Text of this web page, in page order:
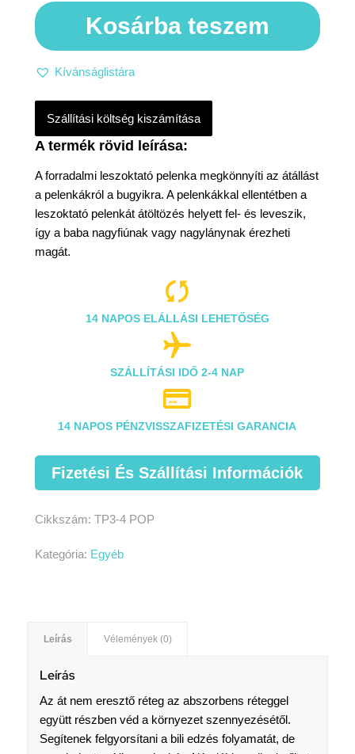
A forradalmi leszoktató pelenka megkönnyíti az átállást
a pelenkákról a bugyikra. A pelenkákkal ellentétben a
leszoktató pelenkát átöltözés helyett fel- és leveszik,
így a baba nagyfiúnak vagy nagylánynak érezheti
magát.
Kosárba teszem
Kívánságlistára
Szállítási költség kiszámítása

14 NAPOS ELÁLLÁSI LEHETŐSÉG

SZÁLLÍTÁSI IDŐ 2-4 NAP

14 NAPOS PÉNZVISSZAFIZETÉSI GARANCIA
Fizetési És Szállítási Információk
Cikkszám: TP3-4 POP
Kategória: Egyéb
Leírás Vélemények (0)
Leírás
Az át nem eresztő réteg az abszorbens réteggel
együtt részben véd a környezet szennyezésétől.
Segítenek felgyorsítani a bili edzés folyamatát, de